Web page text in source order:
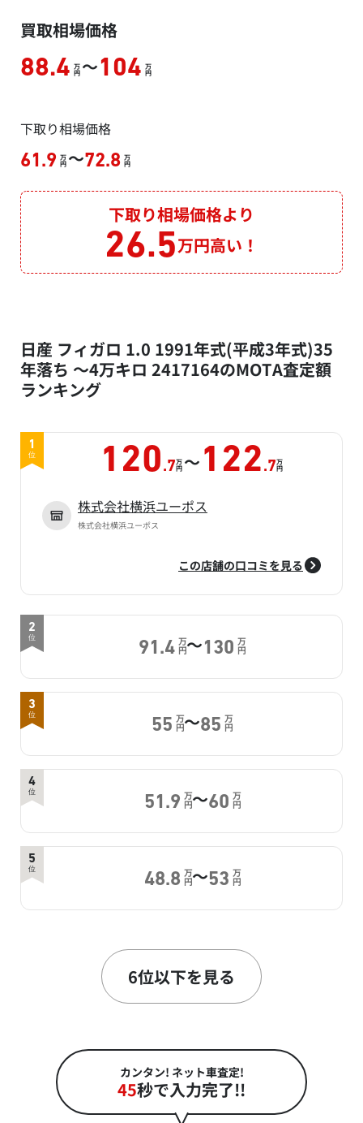
買取相場価格
88.4 万
円 ～104 万
円
下取り相場価格
61.9 万
円 ～72.8 万
円
下取り相場価格より
26.5万円高い！
日産 フィガロ 1.0 1991年式(平成3年式)35
年落ち ～4万キロ 2417164のMOTA査定額
ランキング
1
位 120 .7万
円 ～ 122 .7万
円
株式会社横浜ユーポス
株式会社横浜ユーポス
この店舗の口コミを見る
2
位
91.4 万
円～130 万
円
3
位
55 万
円～85 万
円
4
位
51.9 万
円～60 万
円
5
位
48.8 万
円～53 万
円
万
6位以下を見る
カンタン! ネット車査定!
45秒で入力完了!!